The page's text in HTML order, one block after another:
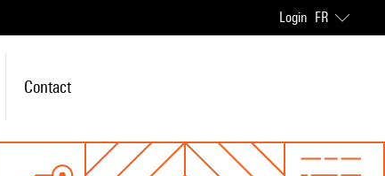
Login FR
Contact